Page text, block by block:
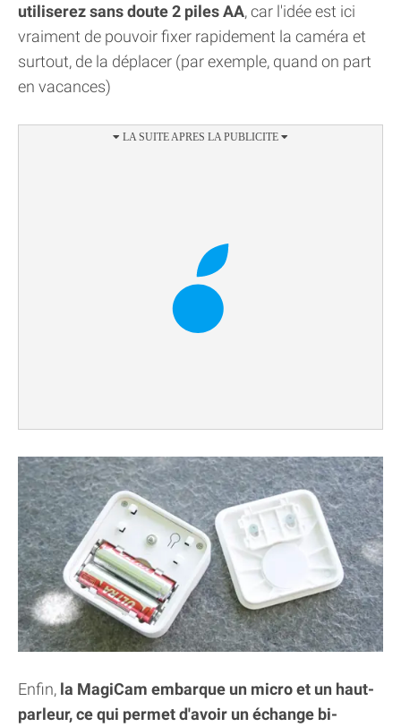
utiliserez sans doute 2 piles AA, car l'idée est ici
vraiment de pouvoir fixer rapidement la caméra et
surtout, de la déplacer (par exemple, quand on part
en vacances)
Enfin, la MagiCam embarque un micro et un haut-
parleur, ce qui permet d'avoir un échange bi-